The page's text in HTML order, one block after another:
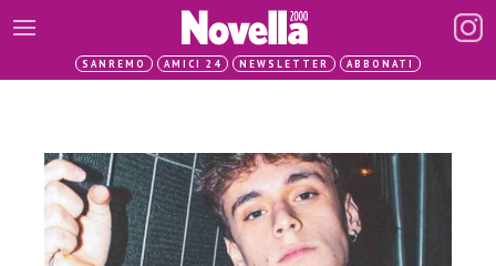
SANREMO AMICI 24 NEWSLETTER ABBONATI